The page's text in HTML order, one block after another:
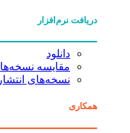
دریافت نرم‌افزار
دانلود
مقایسه نسخه‌ها
نسخه‌های انتشار
همکاری